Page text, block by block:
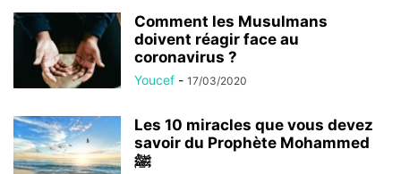
Comment les Musulmans
doivent réagir face au
coronavirus ?
Youcef - 17/03/2020
Les 10 miracles que vous devez
savoir du Prophète Mohammed
ﷺ